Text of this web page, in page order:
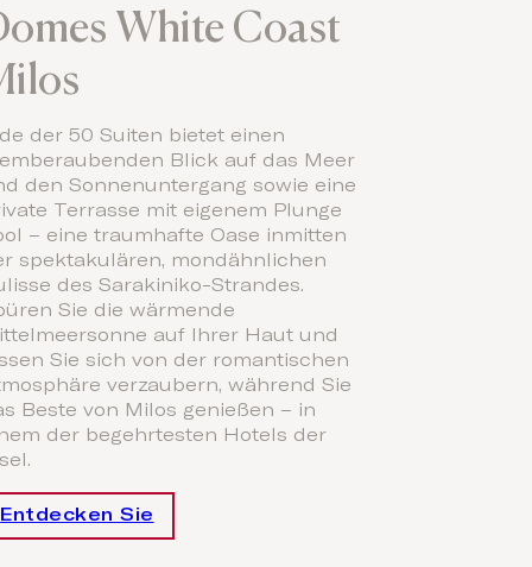
White Coast
der 50 Suiten bietet einen
Blick auf das Meer
den Sonnenuntergang sowie eine
Terrasse mit eigenem Plunge
– eine traumhafte Oase inmitten
spektakulären, mondähnlichen
des Sarakiniko-Strandes.
Sie die wärmende
auf Ihrer Haut und
Sie sich von der romantischen
verzaubern, während Sie
Beste von Milos genießen – in
der begehrtesten Hotels der
Entdecken Sie